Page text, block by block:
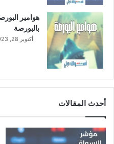
هوامير
بالبورصة
أكتوبر 28, 2023
أحدث المقالات